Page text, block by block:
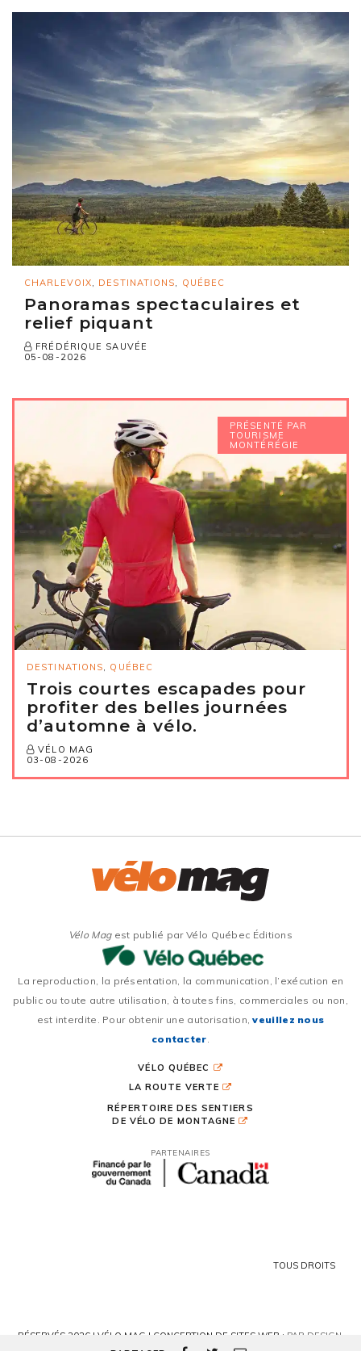
CHARLEVOIX DESTINATIONS QUÉBEC
Panoramas spectaculaires et
relief piquant
FRÉDÉRIQUE SAUVÉE
05-08-2026
PRÉSENTÉ PAR
TOURISME
MONTÉRÉGIE
DESTINATIONS QUÉBEC
Trois courtes escapades pour
profiter des belles journées
d’automne à vélo.
VÉLO MAG
03-08-2026
Vélo Magest publié par Vélo Québec Éditions
La reproduction, la présentation, la communication, l’exécution en
public ou toute autre utilisation, à toutes fins, commerciales ou non,
est interdite. Pour obtenir une autorisation,veuillez nous
contacter
VÉLO QUÉBEC
LA ROUTE VERTE
RÉPERTOIRE DES SENTIERS
DE VÉLO DE MONTAGNE
PARTENAIRES
TOUS DROITS
RÉSERVÉS 2026 | VÉLO MAG | CONCEPTION DE SITES WEB : PAR DESIGN,